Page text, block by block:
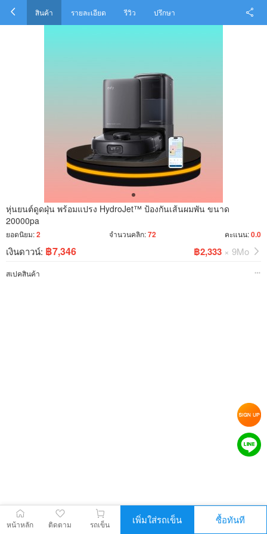
สินค้า รายละเอียด รีวิว ปรึกษา
หุ่นยนต์ดูดฝุ่น พร้อมแปรง HydroJet™ ป้องกันเส้นผมพัน ขนาด
20000pa
ยอดนิยม:2 จำนวนคลิก:72 คะแนน:0.0
เงินดาวน์: ฿7,346 ฿2,333 × 9Mo
สเปคสินค้า
หน้าหลัก ติดตาม รถเข็น เพิ่มใส่รถเข็น ซื้อทันที